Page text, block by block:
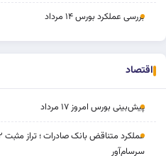
بررسی عملکرد بورس ۱۴ مرداد
اقتصاد
پیش‌بینی بورس امروز ۱۷ مرداد
سرسام‌آور